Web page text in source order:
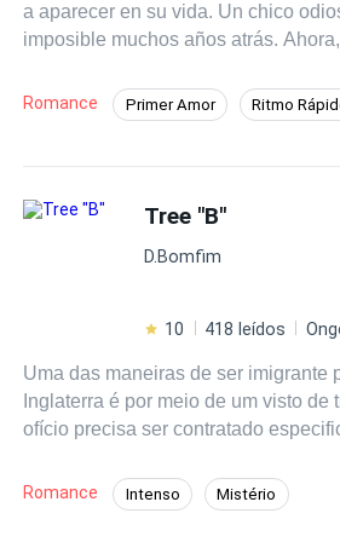
de pedir perdón? ¿Verónica lo
determinación de decir ¡No! es
EN EL SUELO NO ME QUEDO.
a aparecer en su vida. Un chico
imposible muchos años atrás. Ahora, es una experta en
relación sentimental, gracias a su
enamores". No importa que él ahora sea un solitario
Romance Primer Amor Ritmo
Tree "B"
D.Bomfim
10 418 leídos
Uma das maneiras de ser imigrante
Inglaterra é por meio de um visto de
ofício precisa ser contratado
suficiente para legalizar a ordem. Para a professora de
letras Hadassa Albuquerque , isso
Romance Intenso Mistério